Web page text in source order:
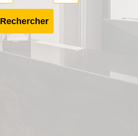
Rechercher